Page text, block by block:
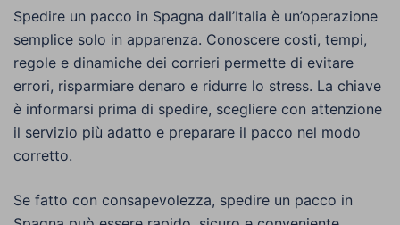
Spedire un pacco in Spagna dall’Italia è un’operazione
semplice solo in apparenza. Conoscere costi, tempi,
regole e dinamiche dei corrieri permette di evitare
errori, risparmiare denaro e ridurre lo stress. La chiave
è informarsi prima di spedire, scegliere con attenzione
il servizio più adatto e preparare il pacco nel modo
corretto.
Se fatto con consapevolezza, spedire un pacco in